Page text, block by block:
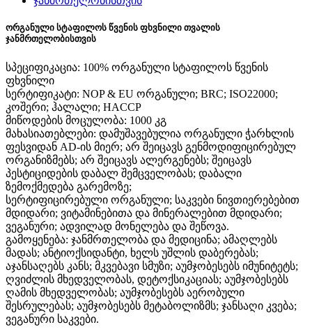
ორგანული სტაფილოს წვენის ფხვნილი თვალის
ჯანმრთელობისთვის
სპეციფიკაცია: 100% ორგანული სტაფილოს წვენის
ფხვნილი
სერტიფიკატი: NOP & EU ორგანული; BRC; ISO22000;
კოშერი; ჰალალი; HACCP
მიწოდების მოცულობა: 1000 კგ
მახასიათებლები: დამუშავებულია ორგანული ჭარხლის
ფესვიდან AD-ის მიერ; არ შეიცავს გენმოდიფიცირებულ
ორგანიზმებს; არ შეიცავს ალერგენებს; შეიცავს
პესტიციდების დაბალ შემცველობას; დაბალი
ზემოქმედება გარემოზე;
სერტიფიცირებული ორგანული; საკვები ნივთიერებებით
მდიდარი; ვიტამინებითა და მინერალებით მდიდარი;
ვეგანური; ადვილად მონელება და შეწოვა.
გამოყენება: ჯანმრთელობა და მედიცინა; ამაღლებს
მადას; ანტიოქსიდანტი, ხელს უშლის დაბერებას;
აჯანსაღებს კანს; მკვებავი სმუზი; აუმჯობესებს იმუნიტეტს;
ღვიძლის მხედველობას, დეტოქსიკაციას; აუმჯობესებს
ღამის მხედველობას; აუმჯობესებს აერობული
შესრულებას; აუმჯობესებს მეტაბოლიზმს; ჯანსაღი კვება;
ვეგანური საკვები.